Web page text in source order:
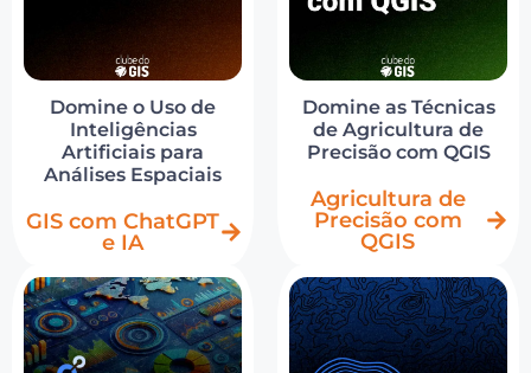
Domine o Uso de
Inteligências
Artificiais para
Análises Espaciais
GIS com ChatGPT
e IA
Domine as Técnicas
de Agricultura de
Precisão com QGIS
Agricultura de
Precisão com
QGIS